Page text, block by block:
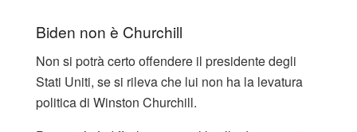
Biden non è Churchill
Non si potrà certo offendere il presidente degli
Stati Uniti, se si rileva che lui non ha la levatura
politica di Winston Churchill.